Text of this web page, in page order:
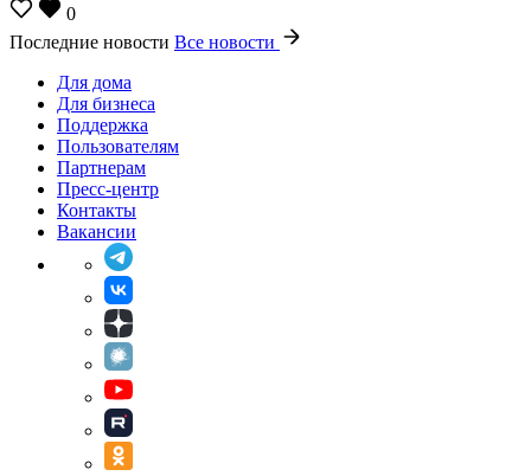
0
Последние новости Все новости
Для дома
Для бизнеса
Поддержка
Пользователям
Партнерам
Пресс-центр
Контакты
Вакансии